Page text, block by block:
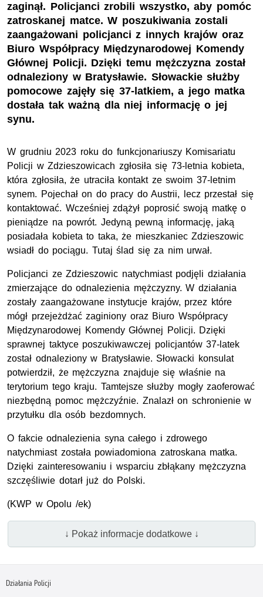
zaginął. Policjanci zrobili wszystko, aby pomóc
zatroskanej matce. W poszukiwania zostali
zaangażowani policjanci z innych krajów oraz
Biuro Współpracy Międzynarodowej Komendy
Głównej Policji. Dzięki temu mężczyzna został
odnaleziony w Bratysławie. Słowackie służby
pomocowe zajęły się 37-latkiem, a jego matka
dostała tak ważną dla niej informację o jej
synu.
W grudniu 2023 roku do funkcjonariuszy Komisariatu
Policji w Zdzieszowicach zgłosiła się 73-letnia kobieta,
która zgłosiła, że utraciła kontakt ze swoim 37-letnim
synem. Pojechał on do pracy do Austrii, lecz przestał się
kontaktować. Wcześniej zdążył poprosić swoją matkę o
pieniądze na powrót. Jedyną pewną informację, jaką
posiadała kobieta to taka, że mieszkaniec Zdzieszowic
wsiadł do pociągu. Tutaj ślad się za nim urwał.
Policjanci ze Zdzieszowic natychmiast podjęli działania
zmierzające do odnalezienia mężczyzny. W działania
zostały zaangażowane instytucje krajów, przez które
mógł przejeżdżać zaginiony oraz Biuro Współpracy
Międzynarodowej Komendy Głównej Policji. Dzięki
sprawnej taktyce poszukiwawczej policjantów 37-latek
został odnaleziony w Bratysławie. Słowacki konsulat
potwierdził, że mężczyzna znajduje się właśnie na
terytorium tego kraju. Tamtejsze służby mogły zaoferować
niezbędną pomoc mężczyźnie. Znalazł on schronienie w
przytułku dla osób bezdomnych.
O fakcie odnalezienia syna całego i zdrowego
natychmiast została powiadomiona zatroskana matka.
Dzięki zainteresowaniu i wsparciu zbłąkany mężczyzna
szczęśliwie dotarł już do Polski.
(KWP w Opolu /ek)
↓ Pokaż informacje dodatkowe ↓
Działania Policji